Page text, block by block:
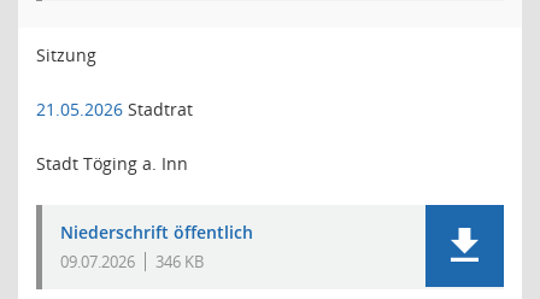
Sitzung
21.05.2026 Stadtrat
Stadt Töging a. Inn
Niederschrift öffentlich
09.07.2026 346 KB